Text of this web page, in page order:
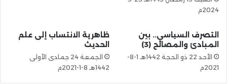
2024م
التصرف السياسي.. بين
المبادئ والمصالح (3)
الأحد 22 ذو الحجة 1442هـ 1-8-
2021م
ظاهرية الانتساب إلى علم
الحديث
الجمعة 24 جمادى الأولى
1442هـ 8-1-2021م